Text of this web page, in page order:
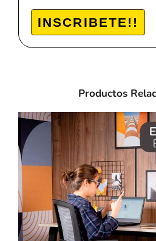
INSCRIBETE!!
Productos